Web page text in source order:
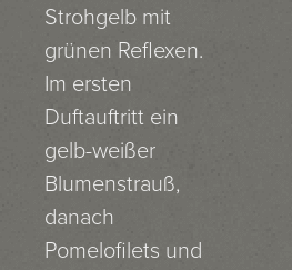
Strohgelb mit
grünen Reflexen.
Im ersten
Duftauftritt ein
gelb-weißer
Blumenstrauß,
danach
Pomelofilets und